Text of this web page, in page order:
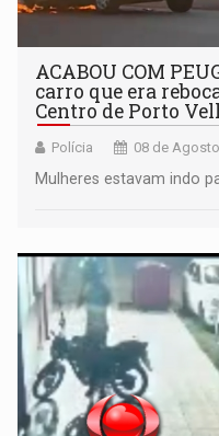
ACABOU COM
carro que era
Centro de Porto
Polícia 08 de
Mulheres estavam indo